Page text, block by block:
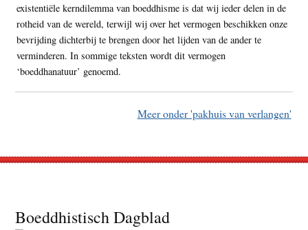
existentiële kerndilemma van boeddhisme is dat wij ieder delen in de
rotheid van de wereld, terwijl wij over het vermogen beschikken onze
bevrijding dichterbij te brengen door het lijden van de ander te
verminderen. In sommige teksten wordt dit vermogen
‘boeddhanatuur’ genoemd.
Meer onder 'pakhuis van verlangen'
Footer
Boeddhistisch Dagblad